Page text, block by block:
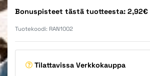
Bonuspisteet tästä tuotteesta: 2,92€
Tuotekoodi: RAN1002
Tilattavissa Verkkokauppa